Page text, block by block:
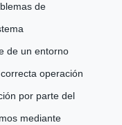
de
de un entorno
operación
por parte del
mediante